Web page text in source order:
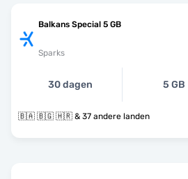
Balkans Special 5 GB
Sparks
30 dagen 5 GB
🇧🇦 🇧🇬 🇭🇷 & 37 andere landen